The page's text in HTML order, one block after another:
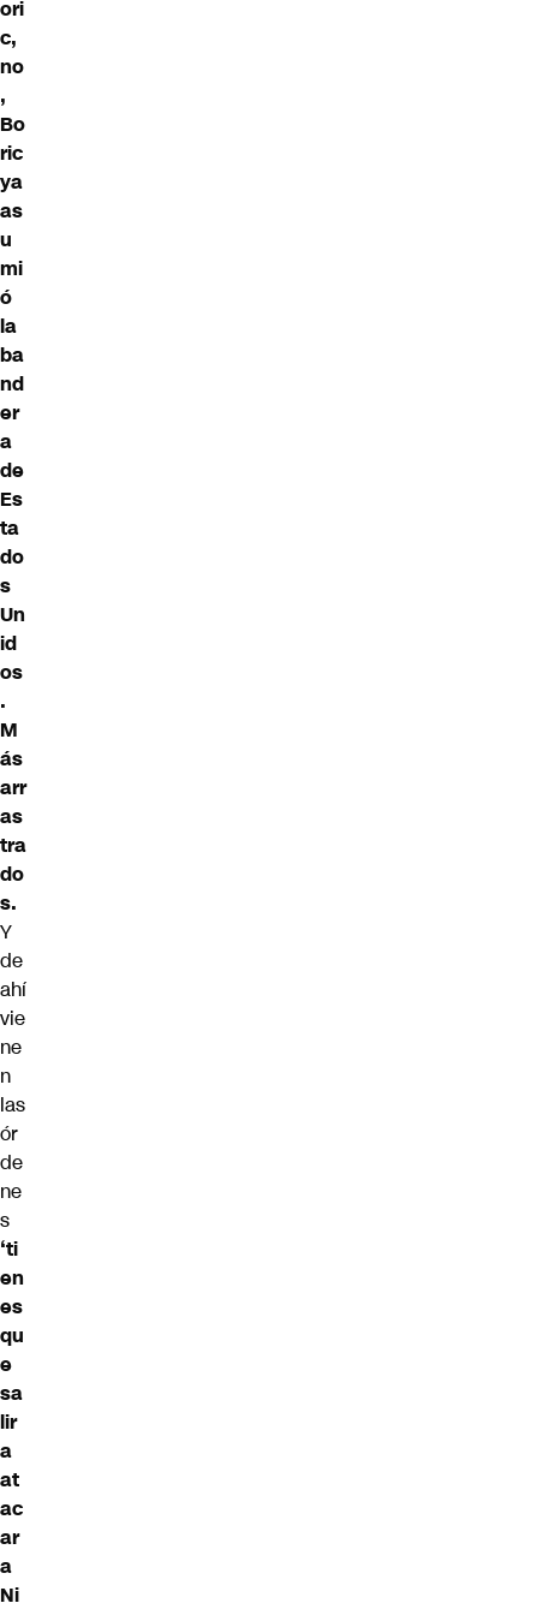
ori
c,
no
,
Bo
ric
ya
as
u
mi
ó
la
ba
nd
er
a
de
Es
ta
do
s
Un
id
os
.
M
ás
arr
as
tra
do
s.
Y
de
ahí
vie
ne
n
las
ór
de
ne
s
‘ti
en
es
qu
e
sa
lir
a
at
ac
ar
a
Ni